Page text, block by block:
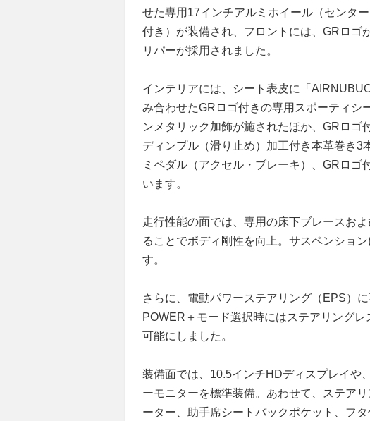
せた専用17インチアルミホイール（センタ
付き）が装備され、フロントには、GRロゴ
リパーが採用されました。
インテリアには、シート表皮に「
み合わせたGRロゴ付きの専用スポーティシ
ンメタリック加飾が施されたほか、GRロゴ
ディンプル（滑り止め）加工付き本革巻き
ミペダル（アクセル・ブレーキ）、GRロゴ
います。
走行性能の面では、専用の床下ブレースお
ることでボディ剛性を向上。サスペンショ
す。
さらに、電動パワーステアリング（EPS）
POWER＋モード選択時にはステアリング
可能にしました。
装備面では、10.5インチHDディスプレイや
ーモニターを標準装備。あわせて、ステア
ーター、助手席シートバックポケット、フ